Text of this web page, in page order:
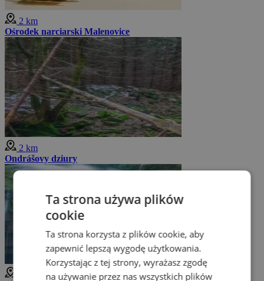
2 km
Ośrodek narciarski Malenovice
2 km
Ondrášovy dziury
Ta strona używa plików
cookie
Ta strona korzysta z plików cookie, aby
zapewnić lepszą wygodę użytkowania.
Korzystając z tej strony, wyrażasz zgodę
na używanie przez nas wszystkich plików